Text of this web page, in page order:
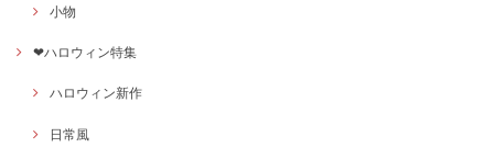
小物
❤ハロウィン特集
ハロウィン新作
日常風